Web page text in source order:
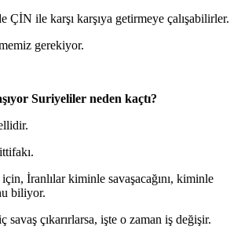
ÇİN ile karşı karşıya getirmeye çalışabilirler.
gerekiyor.
Suriyeliler neden kaçtı?
İranlılar kiminle savaşacağını, kiminle
biliyor.
çıkarırlarsa, işte o zaman iş değişir.